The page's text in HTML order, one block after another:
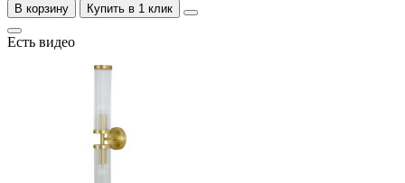
В корзину Купить в 1 клик
Есть видео